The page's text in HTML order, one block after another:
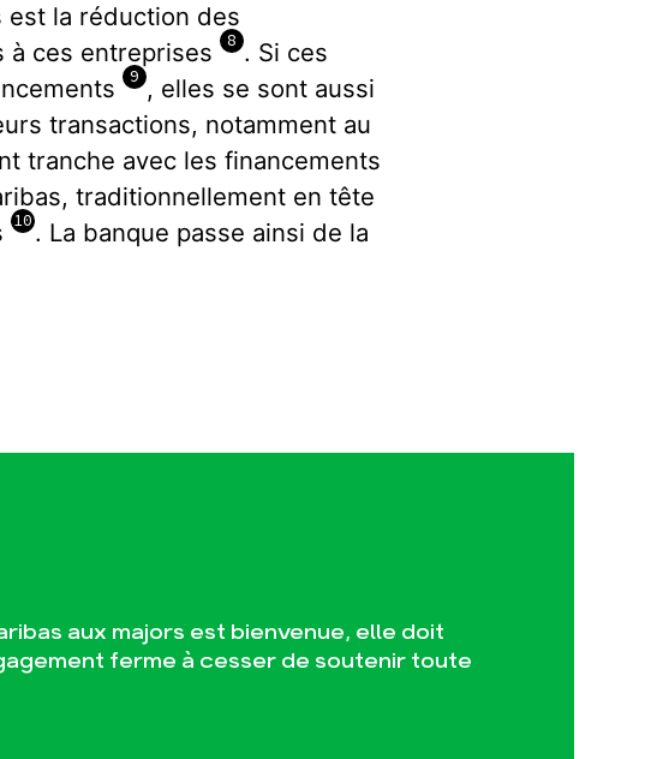
est la réduction des
à ces entreprises 8 . Si ces
9 , elles se sont aussi
transactions, notamment au
tranche avec les financements
traditionnellement en tête
10. La banque passe ainsi de la
aux majors est bienvenue, elle doit
ferme à cesser de soutenir toute